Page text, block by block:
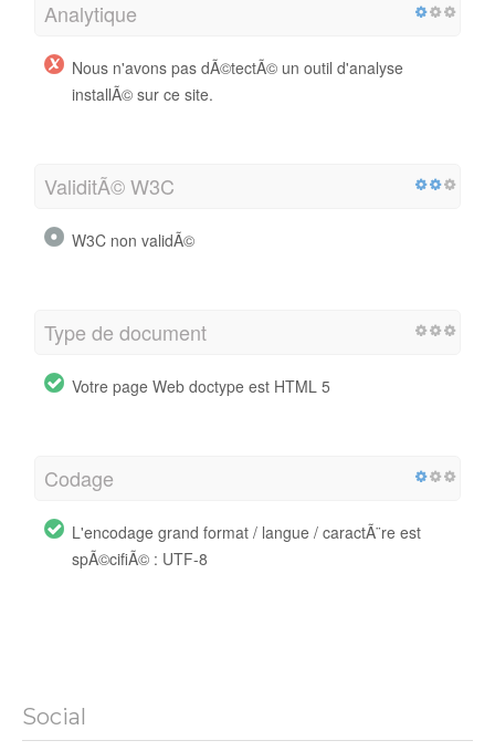
Analytique
Nous n'avons pas dÃ©tectÃ© un outil d'analyse
installÃ© sur ce site.
ValiditÃ© W3C
W3C non validÃ©
Type de document
Votre page Web doctype est HTML 5
Codage
L'encodage grand format / langue / caractÃ¨re est
spÃ©cifiÃ© : UTF-8
Social